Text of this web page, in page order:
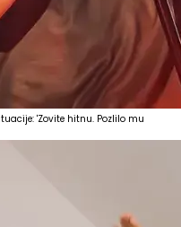
'Zovite hitnu. Pozlilo mu